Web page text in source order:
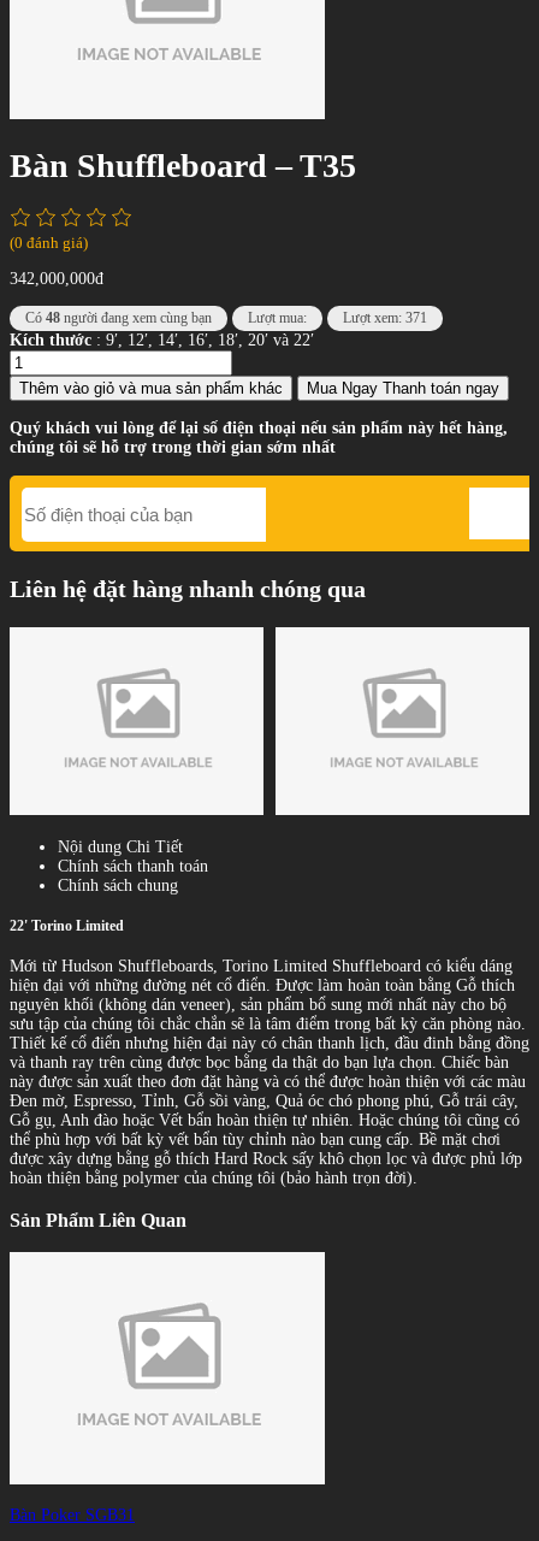
Bàn Shuffleboard – T35
(0 đánh giá)
342,000,000đ
Có 48 người đang xem cùng bạn Lượt mua: Lượt xem: 371
Kích thước : 9′, 12′, 14′, 16′, 18′, 20′ và 22′
Thêm vào giỏ và mua sản phẩm khác Mua Ngay Thanh toán ngay
Quý khách vui lòng để lại số điện thoại nếu sản phẩm này hết hàng,
chúng tôi sẽ hỗ trợ trong thời gian sớm nhất
Liên hệ đặt hàng nhanh chóng qua
Nội dung Chi Tiết
Chính sách thanh toán
Chính sách chung
22' Torino Limited
Mới từ Hudson Shuffleboards, Torino Limited Shuffleboard có kiểu dáng
hiện đại với những đường nét cổ điển. Được làm hoàn toàn bằng Gỗ thích
nguyên khối (không dán veneer), sản phẩm bổ sung mới nhất này cho bộ
sưu tập của chúng tôi chắc chắn sẽ là tâm điểm trong bất kỳ căn phòng nào.
Thiết kế cổ điển nhưng hiện đại này có chân thanh lịch, đầu đinh bằng đồng
và thanh ray trên cùng được bọc bằng da thật do bạn lựa chọn. Chiếc bàn
này được sản xuất theo đơn đặt hàng và có thể được hoàn thiện với các màu
Đen mờ, Espresso, Tỉnh, Gỗ sồi vàng, Quả óc chó phong phú, Gỗ trái cây,
Gỗ gụ, Anh đào hoặc Vết bẩn hoàn thiện tự nhiên. Hoặc chúng tôi cũng có
thể phù hợp với bất kỳ vết bẩn tùy chỉnh nào bạn cung cấp. Bề mặt chơi
được xây dựng bằng gỗ thích Hard Rock sấy khô chọn lọc và được phủ lớp
hoàn thiện bằng polymer của chúng tôi (bảo hành trọn đời).
Sản Phẩm Liên Quan
Bàn Poker SGB31